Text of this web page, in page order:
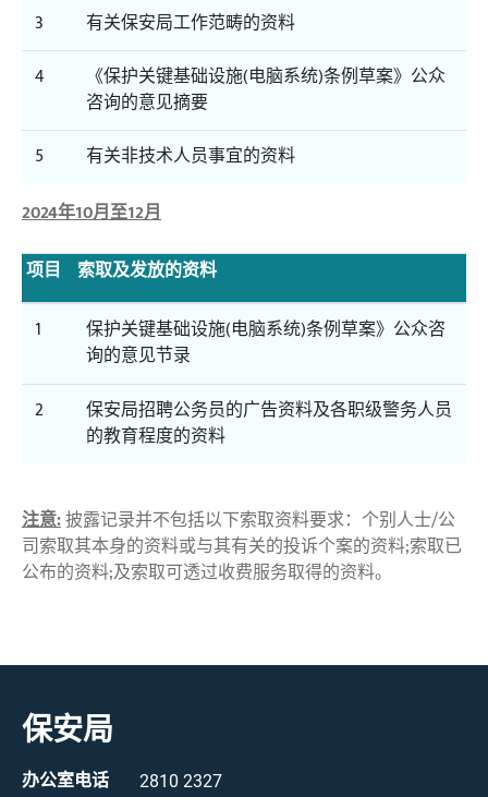
3
有关保安局工作范畴的资料
4
《保护关键基础设施(电脑系统)条例草案》公众
咨询的意见摘要
5
有关非技术人员事宜的资料
2024年10月至12月
项目
索取及发放的资料
1
保护关键基础设施(电脑系统)条例草案》公众咨
询的意见节录
2
保安局招聘公务员的广告资料及各职级警务人员
的教育程度的资料
注意:披露记录并不包括以下索取资料要求：个别人士/公
司索取其本身的资料或与其有关的投诉个案的资料;索取已
公布的资料;及索取可透过收费服务取得的资料。
保安局
办公室电话 2810 2327